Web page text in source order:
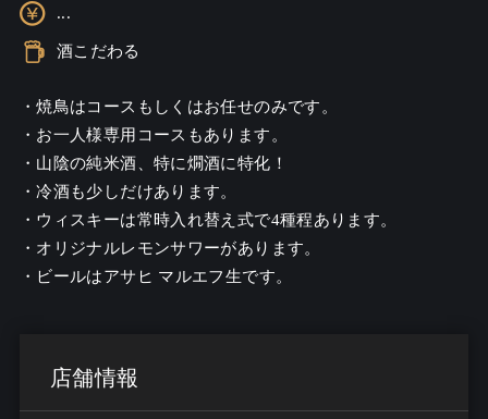
...
酒こだわる
・焼鳥はコースもしくはお任せのみです。
・お一人様専用コースもあります。
・山陰の純米酒、特に燗酒に特化！
・冷酒も少しだけあります。
・ウィスキーは常時入れ替え式で4種程あります。
・オリジナルレモンサワーがあります。
・ビールはアサヒ マルエフ生です。
店舗情報